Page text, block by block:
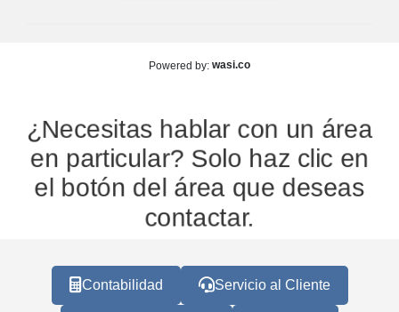
Powered by: wasi.co
¿Necesitas hablar con un área
en particular? Solo haz clic en
el botón del área que deseas
contactar.
Contabilidad Servicio al Cliente